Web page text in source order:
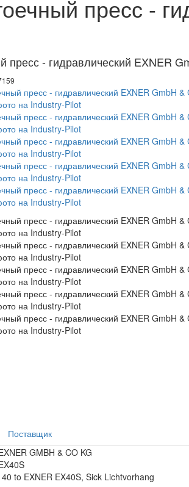
пресс -
пресс - гидравлический EXNER
Поставщик
GMBH & CO KG
to EXNER EX40S, Sick Lichtvorhang